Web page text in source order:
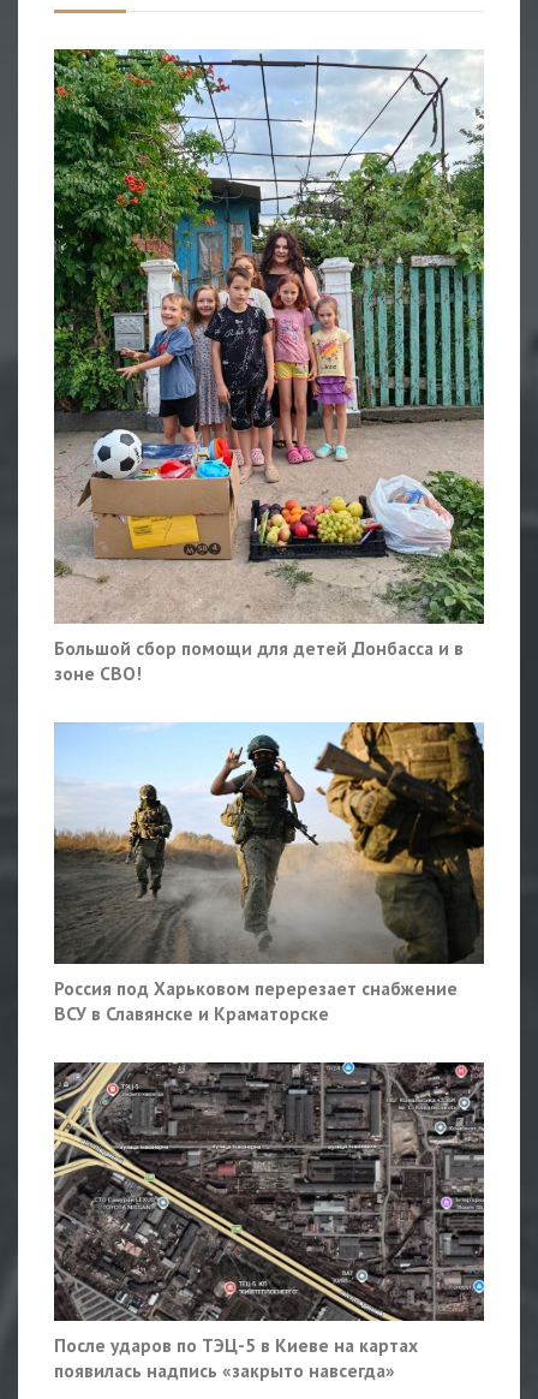
Большой сбор помощи для детей Донбасса и в
зоне СВО!
Россия под Харьковом перерезает снабжение
ВСУ в Славянске и Краматорске
После ударов по ТЭЦ-5 в Киеве на картах
появилась надпись «закрыто навсегда»